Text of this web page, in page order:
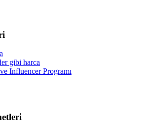
gibi harca
Influencer Programı